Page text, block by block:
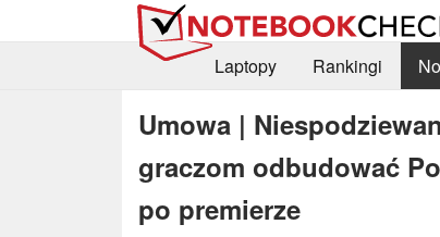
Laptopy Rankingi
Umowa |
graczom odbudować
po premierze